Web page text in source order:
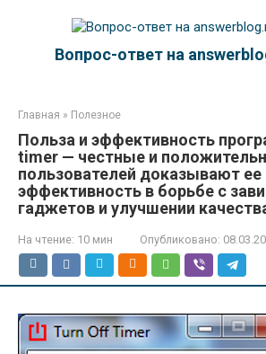
Вопрос-ответ на
Главная » Полезное
Польза и эффективность
timer — честные и
пользователей доказывают ее
эффективность в борьбе с
гаджетов и улучшении
На чтение: 10 мин Опубликовано: